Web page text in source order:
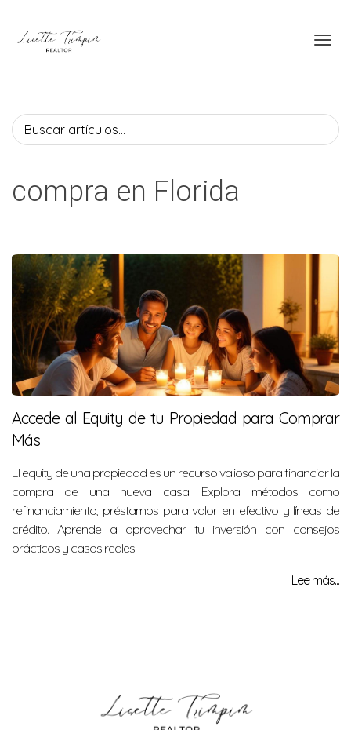
compra en Florida
Accede al Equity de tu Propiedad para Comprar
Más
El equity de una propiedad es un recurso valioso para financiar la
compra de una nueva casa. Explora métodos como
refinanciamiento, préstamos para valor en efectivo y líneas de
crédito. Aprende a aprovechar tu inversión con consejos
prácticos y casos reales.
Lee más...